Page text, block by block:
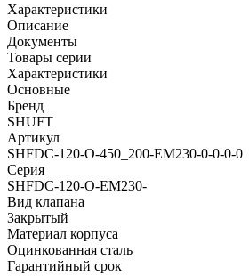
Характеристики
Описание
Документы
Товары серии
Характеристики
Основные
Бренд
SHUFT
Артикул
SHFDC-120-O-450_200-EM230-0-0-0-0
Серия
SHFDC-120-O-EM230-
Вид клапана
Закрытый
Материал корпуса
Оцинкованная сталь
Гарантийный срок